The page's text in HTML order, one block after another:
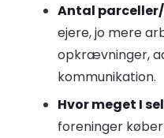
Antal
ejere, jo mere
opkrævninger,
kommunikation.
Hvor meget I
foreninger